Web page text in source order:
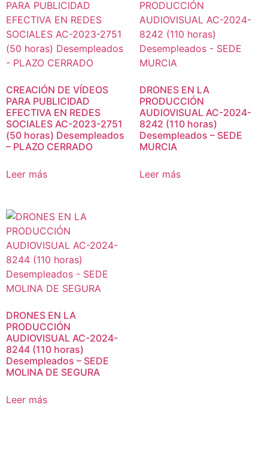
CREACIÓN DE VÍDEOS
PARA PUBLICIDAD
EFECTIVA EN REDES
SOCIALES AC-2023-2751
(50 horas) Desempleados
– PLAZO CERRADO
Leer más
DRONES EN LA
PRODUCCIÓN
AUDIOVISUAL AC-2024-
8242 (110 horas)
Desempleados – SEDE
MURCIA
Leer más
DRONES EN LA
PRODUCCIÓN
AUDIOVISUAL AC-2024-
8244 (110 horas)
Desempleados – SEDE
MOLINA DE SEGURA
Leer más